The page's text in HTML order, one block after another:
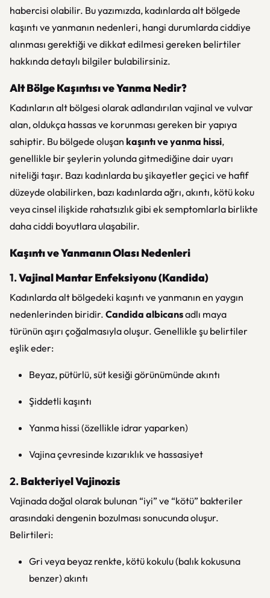
habercisi olabilir. Bu yazımızda, kadınlarda alt bölgede
kaşıntı ve yanmanın nedenleri, hangi durumlarda ciddiye
alınması gerektiği ve dikkat edilmesi gereken belirtiler
hakkında detaylı bilgiler bulabilirsiniz.
Alt Bölge Kaşıntısı ve Yanma Nedir?
Kadınların alt bölgesi olarak adlandırılan vajinal ve vulvar
alan, oldukça hassas ve korunması gereken bir yapıya
sahiptir. Bu bölgede oluşan kaşıntı ve yanma hissi,
genellikle bir şeylerin yolunda gitmediğine dair uyarı
niteliği taşır. Bazı kadınlarda bu şikayetler geçici ve hafif
düzeyde olabilirken, bazı kadınlarda ağrı, akıntı, kötü koku
veya cinsel ilişkide rahatsızlık gibi ek semptomlarla birlikte
daha ciddi boyutlara ulaşabilir.
Kaşıntı ve Yanmanın Olası Nedenleri
1.Vajinal Mantar Enfeksiyonu (Kandida)
Kadınlarda alt bölgedeki kaşıntı ve yanmanın en yaygın
nedenlerinden biridir. Candida albicansadlı maya
türünün aşırı çoğalmasıyla oluşur. Genellikle şu belirtiler
eşlik eder:
Beyaz, pütürlü, süt kesiği görünümünde akıntı
Şiddetli kaşıntı
Yanma hissi (özellikle idrar yaparken)
Vajina çevresinde kızarıklık ve hassasiyet
2.Bakteriyel Vajinozis
Vajinada doğal olarak bulunan “iyi” ve “kötü” bakteriler
arasındaki dengenin bozulması sonucunda oluşur.
Belirtileri:
Gri veya beyaz renkte, kötü kokulu (balık kokusuna
benzer) akıntı